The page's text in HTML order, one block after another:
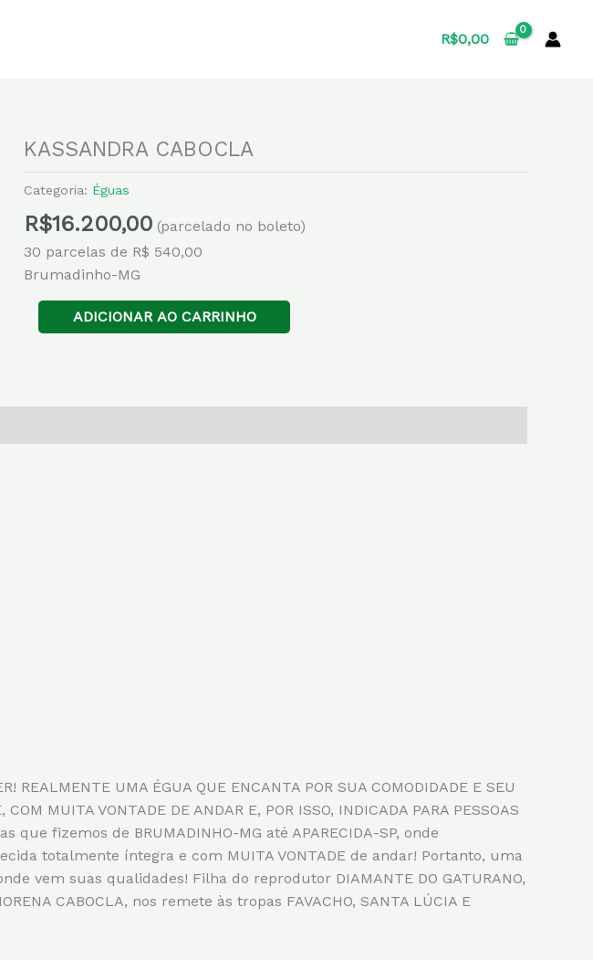
R$0,00
KASSANDRA CABOCLA
Categoria: Éguas
R$16.200,00 (parcelado no boleto)
30 parcelas de R$ 540,00
Brumadinho-MG
KASSANDRA
CABOCLA
quantidade
ADICIONAR AO CARRINHO
REALMENTE UMA ÉGUA QUE ENCANTA POR SUA COMODIDADE E SEU
MUITA VONTADE DE ANDAR E, POR ISSO, INDICADA PARA PESSOAS
que fizemos de BRUMADINHO-MG até APARECIDA-SP, onde
totalmente íntegra e com MUITA VONTADE de andar! Portanto, uma
vem suas qualidades! Filha do reprodutor DIAMANTE DO GATURANO,
CABOCLA, nos remete às tropas FAVACHO, SANTA LÚCIA E